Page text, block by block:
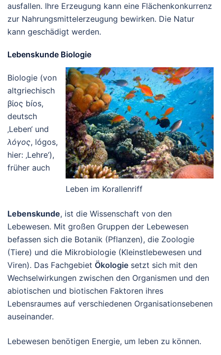
ausfallen. Ihre Erzeugung kann eine Flächenkonkurrenz
zur Nahrungsmittelerzeugung bewirken. Die Natur
kann geschädigt werden.
Lebenskunde Biologie
Leben im Korallenriff
Biologie (von
altgriechisch
βίος bíos,
deutsch
‚Leben‘ und
λόγος, lógos,
hier: ‚Lehre‘),
früher auch
Lebenskunde, ist die Wissenschaft von den
Lebewesen. Mit großen Gruppen der Lebewesen
befassen sich die Botanik (Pflanzen), die Zoologie
(Tiere) und die Mikrobiologie (Kleinstlebewesen und
Viren). Das Fachgebiet Ökologie setzt sich mit den
Wechselwirkungen zwischen den Organismen und den
abiotischen und biotischen Faktoren ihres
Lebensraumes auf verschiedenen Organisationsebenen
auseinander.
Lebewesen benötigen Energie, um leben zu können.